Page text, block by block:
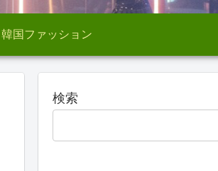
韓国ファッション
検索